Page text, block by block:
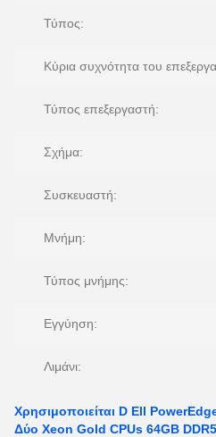
Τύπος:
Κύρια συχνότητα του
Τύπος επεξεργαστή:
Σχήμα:
Συσκευαστή:
Μνήμη:
Τύπος μνήμης:
Εγγύηση:
Λιμάνι:
Χρησιμοποιείται D Ell
Δύο Xeon Gold CPUs 64GB